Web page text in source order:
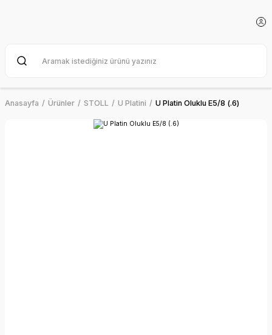
Anasayfa Ürünler STOLL U Platini U Platin Oluklu E5/8 (.6)